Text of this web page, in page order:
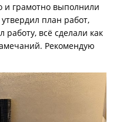
и грамотно выполнили
план работ,
всё сделали как
Рекомендую